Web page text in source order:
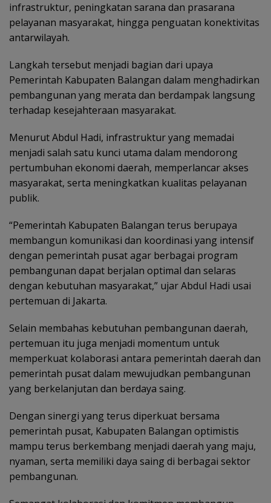
infrastruktur, peningkatan sarana dan prasarana
pelayanan masyarakat, hingga penguatan konektivitas
antarwilayah.
Langkah tersebut menjadi bagian dari upaya
Pemerintah Kabupaten Balangan dalam menghadirkan
pembangunan yang merata dan berdampak langsung
terhadap kesejahteraan masyarakat.
Menurut Abdul Hadi, infrastruktur yang memadai
menjadi salah satu kunci utama dalam mendorong
pertumbuhan ekonomi daerah, memperlancar akses
masyarakat, serta meningkatkan kualitas pelayanan
publik.
“Pemerintah Kabupaten Balangan terus berupaya
membangun komunikasi dan koordinasi yang intensif
dengan pemerintah pusat agar berbagai program
pembangunan dapat berjalan optimal dan selaras
dengan kebutuhan masyarakat,” ujar Abdul Hadi usai
pertemuan di Jakarta.
Selain membahas kebutuhan pembangunan daerah,
pertemuan itu juga menjadi momentum untuk
memperkuat kolaborasi antara pemerintah daerah dan
pemerintah pusat dalam mewujudkan pembangunan
yang berkelanjutan dan berdaya saing.
Dengan sinergi yang terus diperkuat bersama
pemerintah pusat, Kabupaten Balangan optimistis
mampu terus berkembang menjadi daerah yang maju,
nyaman, serta memiliki daya saing di berbagai sektor
pembangunan.